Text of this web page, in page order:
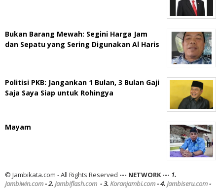
Bukan Barang Mewah: Segini Harga Jam
dan Sepatu yang Sering Digunakan Al Haris
Politisi PKB: Jangankan 1 Bulan, 3 Bulan Gaji
Saja Saya Siap untuk Rohingya
Mayam
© Jambikata.com - All Rights Reserved --- NETWORK --- 1.
Jambiwin.com- 2.Jambiflash.com - 3.Koranjambi.com- 4.Jambiseru.com-